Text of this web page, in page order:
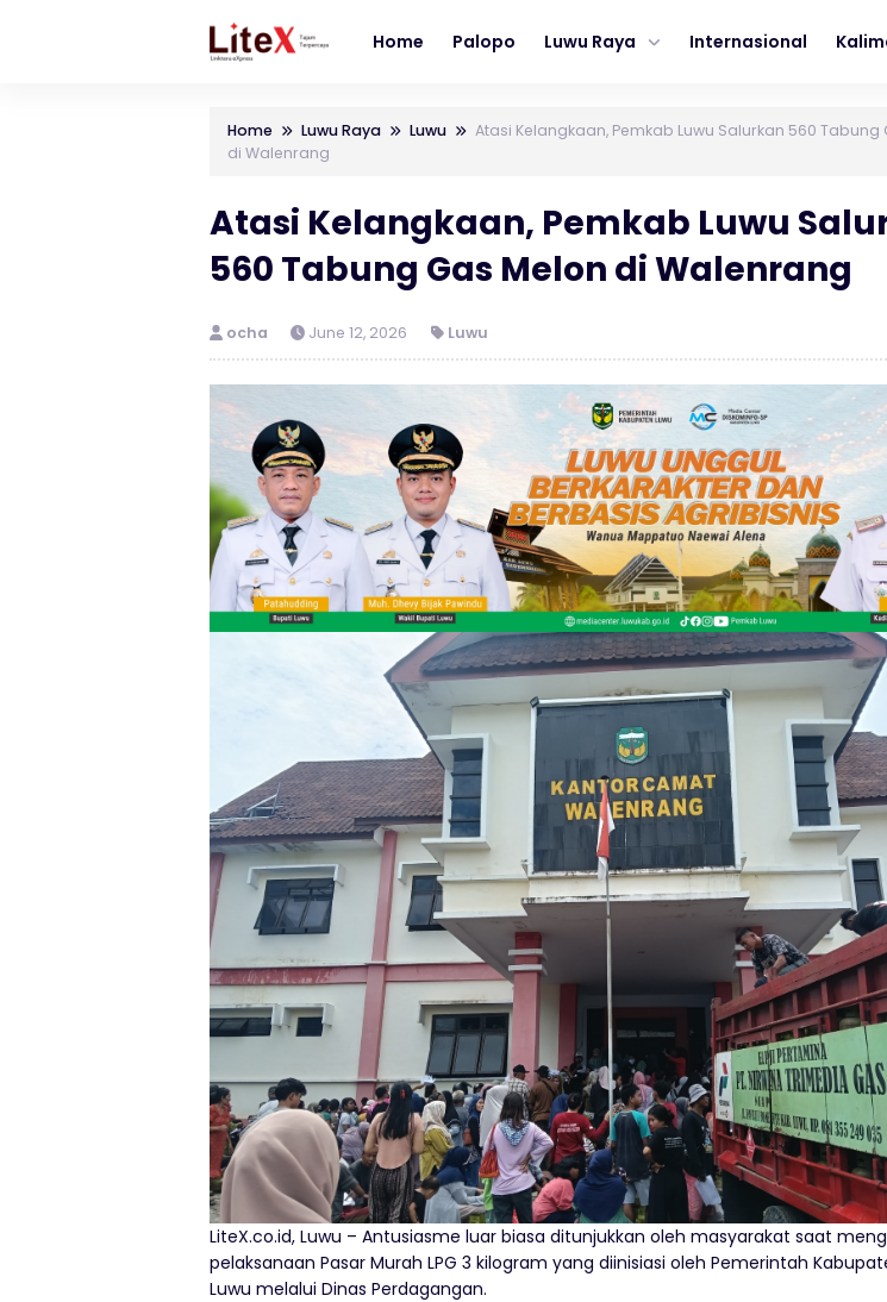
Home Palopo Luwu Raya Internasional
Home Luwu Raya Luwu
Atasi Kelangkaan, Pemkab Luwu Salurkan 560 Tabung
di Walenrang
Atasi Kelangkaan, Pemkab Luwu
560 Tabung Gas Melon di Walenrang
ocha June 12, 2026 Luwu
LiteX.co.id, Luwu – Antusiasme luar biasa ditunjukkan oleh masyarakat saat
pelaksanaan Pasar Murah LPG 3 kilogram yang diinisiasi oleh Pemerintah
Luwu melalui Dinas Perdagangan.